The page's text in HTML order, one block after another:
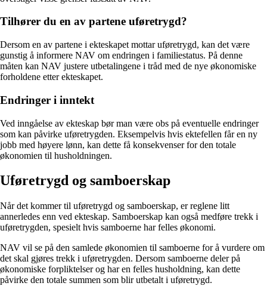
Tilhører du en av partene uføretrygd?
Dersom en av partene i ekteskapet mottar uføretrygd, kan det være
gunstig å informere NAV om endringen i familiestatus. På denne
måten kan NAV justere utbetalingene i tråd med de nye økonomiske
forholdene etter ekteskapet.
Endringer i inntekt
Ved inngåelse av ekteskap bør man være obs på eventuelle endringer
som kan påvirke uføretrygden. Eksempelvis hvis ektefellen får en ny
jobb med høyere lønn, kan dette få konsekvenser for den totale
økonomien til husholdningen.
Uføretrygd og samboerskap
Når det kommer til uføretrygd og samboerskap, er reglene litt
annerledes enn ved ekteskap. Samboerskap kan også medføre trekk i
uføretrygden, spesielt hvis samboerne har felles økonomi.
NAV vil se på den samlede økonomien til samboerne for å vurdere om
det skal gjøres trekk i uføretrygden. Dersom samboerne deler på
økonomiske forpliktelser og har en felles husholdning, kan dette
påvirke den totale summen som blir utbetalt i uføretrygd.